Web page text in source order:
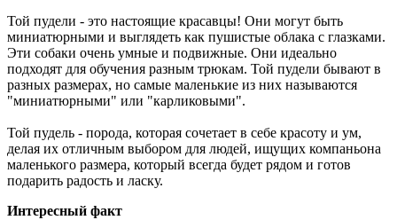
Той пудели - это настоящие красавцы! Они могут быть
миниатюрными и выглядеть как пушистые облака с глазками.
Эти собаки очень умные и подвижные. Они идеально
подходят для обучения разным трюкам. Той пудели бывают в
разных размерах, но самые маленькие из них называются
"миниатюрными" или "карликовыми".
Той пудель - порода, которая сочетает в себе красоту и ум,
делая их отличным выбором для людей, ищущих компаньона
маленького размера, который всегда будет рядом и готов
подарить радость и ласку.
Интересный факт